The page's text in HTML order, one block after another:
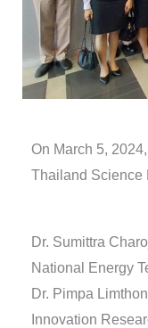
On March 5,
Thailand Science
Dr. Sumittra
National Energy
Dr. Pimpa
Innovation